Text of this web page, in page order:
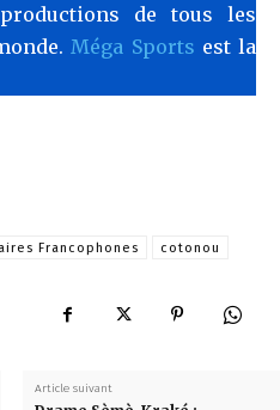
de tous les
Méga Sports est la
Francophones cotonou
Article suivant